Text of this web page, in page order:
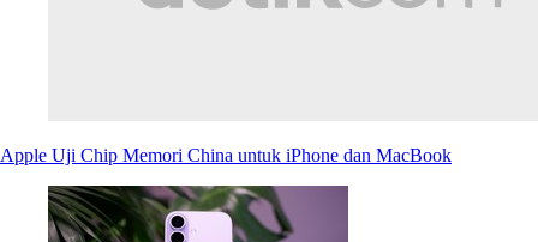
Apple Uji Chip Memori China untuk iPhone dan MacBook